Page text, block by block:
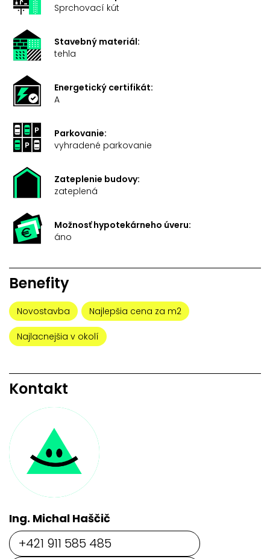
Sprchovací kút
Stavebný materiál:
tehla
Energetický certifikát:
A
Parkovanie:
vyhradené parkovanie
Zateplenie budovy:
zateplená
Možnosť hypotekárneho úveru:
áno
Benefity
Novostavba Najlepšia cena za m2
Najlacnejšia v okolí
Kontakt
Ing. Michal Haščič
+421 911 585 485